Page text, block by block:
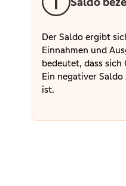
Der Saldo ergibt
Einnahmen und
bedeutet, dass
Ein negativer
ist.